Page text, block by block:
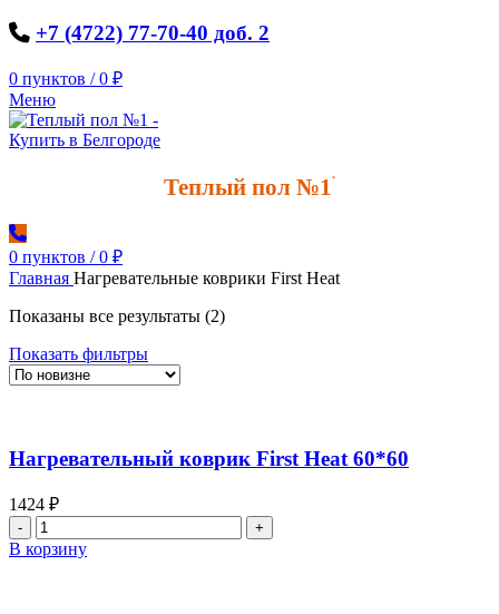
+7 (4722) 77-70-40 доб. 2
0 пунктов / 0 ₽
Меню
Теплый пол №1 *
0 пунктов / 0 ₽
Главная Нагревательные коврики First Heat
Показаны все результаты (2)Сортировка:
Показать фильтры
Нагревательный коврик First Heat 60*60
1424 ₽
Количество
товара
В корзину